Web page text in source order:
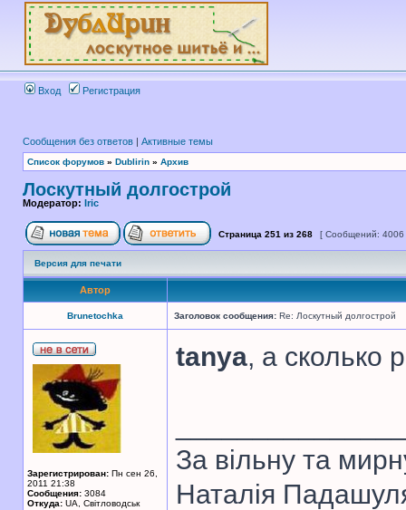
Вход Регистрация
Сообщения без ответов | Активные темы
Список форумов » Dublirin » Архив
Лоскутный долгострой
Модератор: Iric
Страница 251 из 268 [ Сообщений:
Версия для печати
Автор
Brunetochka Заголовок сообщения: Re: Лоскутный долгострой
Зарегистрирован: Пн сен 26,
2011 21:38
Сообщения: 3084
Откуда: UA, Свiтловодськ
tanya, а сколько
За вiльну та
Наталiя